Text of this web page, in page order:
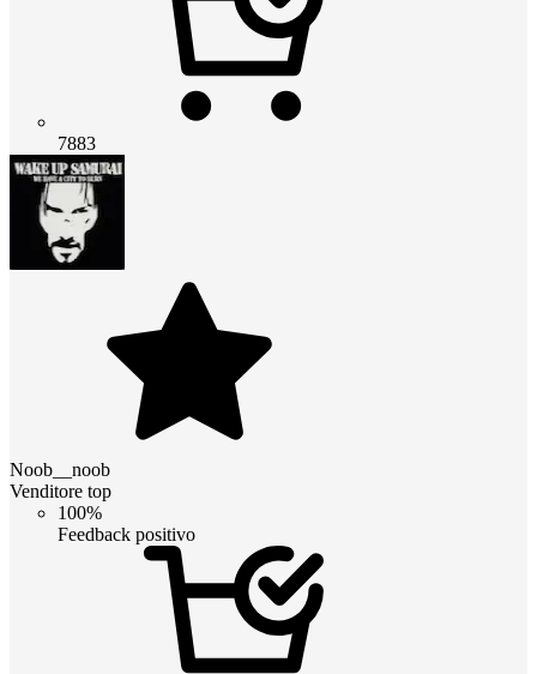
7883
Noob__noob
Venditore top
100%
Feedback positivo